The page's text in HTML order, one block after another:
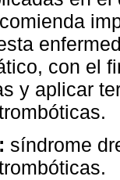
con el
y aplicar
síndrome